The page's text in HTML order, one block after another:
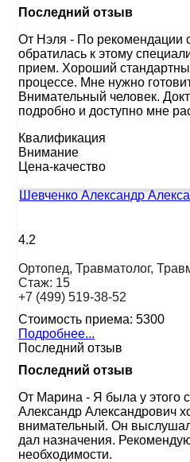
Последний отзыв
От Нэля - По рекомендации
обратилась к этому
прием. Хороший
процессе. Мне нужно
Внимательный человек.
подробно и доступно мне
Квалификация
Внимание
Цена-качество
Шевченко Александр
4.2
Ортопед, Травматолог,
Стаж: 15
+7 (499) 519-38-52
Стоимость приема: 5300
Подробнее...
Последний отзыв
Последний отзыв
От Марина - Я была у этого
Александр Александрович
внимательный. Он
дал назначения.
необходимости.